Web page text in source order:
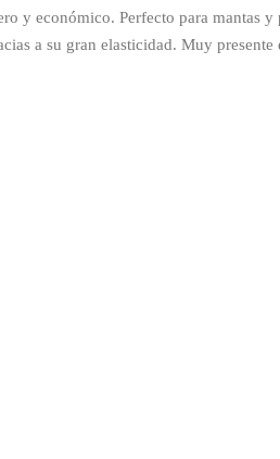
y económico. Perfecto para mantas
a su gran elasticidad. Muy